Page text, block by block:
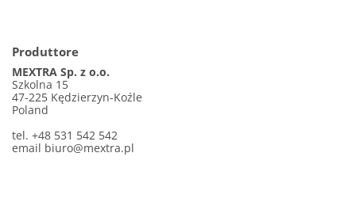
Produttore
MEXTRA Sp. z o.o.
Szkolna 15
47-225 Kędzierzyn-Koźle
Poland
tel. +48 531 542 542
email biuro@mextra.pl